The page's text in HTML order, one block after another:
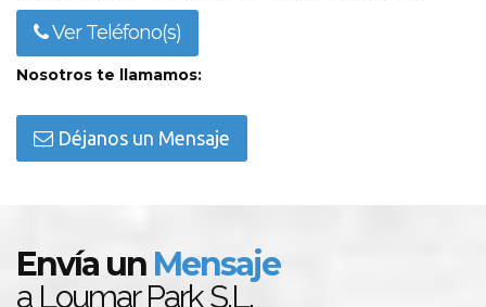
Ver Teléfono(s)
Nosotros te llamamos:
Déjanos un Mensaje
Envía un Mensaje
a Loumar Park S.L.